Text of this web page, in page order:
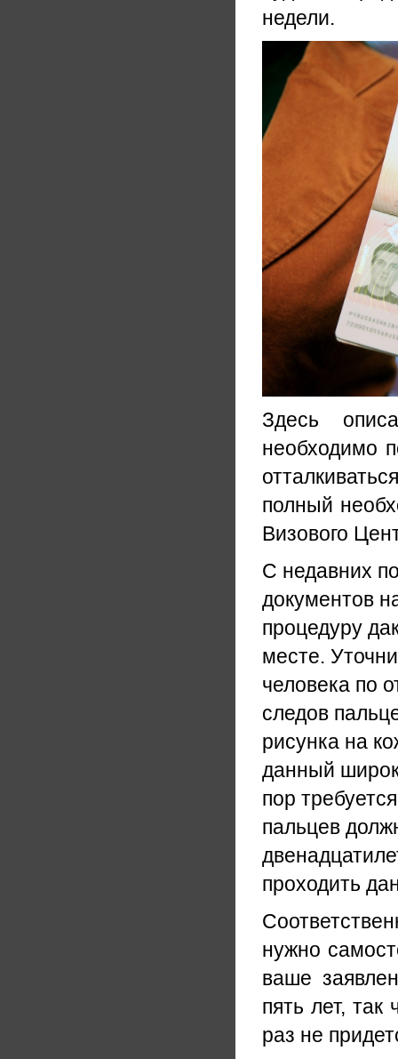
недели.
Здесь
необходимо
полный
Визового
С недавних
документов
процедуру
месте.
человека по
следов
рисунка на
данный
пор
пальцев
проходить
нужно
ваше
пять лет,
раз не